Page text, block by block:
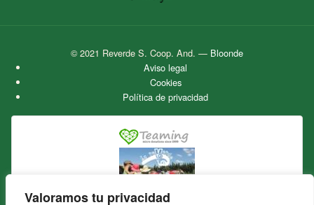
Valoramos tu privacidad
© 2021 Reverde S. Coop. And. — Bloonde
Aviso legal
Cookies
Política de privacidad